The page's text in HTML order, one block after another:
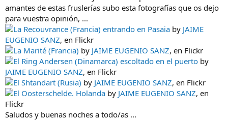
e
l
t
e
m
a
c
i
o
amantes de estas fruslerías subo esta fotografías que os dejo
para vuestra opinión, ...
La Recouvrance (Francia) entrando en Pasaia by JAIME
EUGENIO SANZ, en Flickr
La Marité (Francia) by JAIME EUGENIO SANZ, en Flickr
El Ring Andersen (Dinamarca) escoltado en el puerto by
JAIME EUGENIO SANZ, en Flickr
El Shtandart (Rusia) by JAIME EUGENIO SANZ, en Flickr
El Oosterschelde. Holanda by JAIME EUGENIO SANZ, en
Flickr
Saludos y buenas noches a todo/as ...